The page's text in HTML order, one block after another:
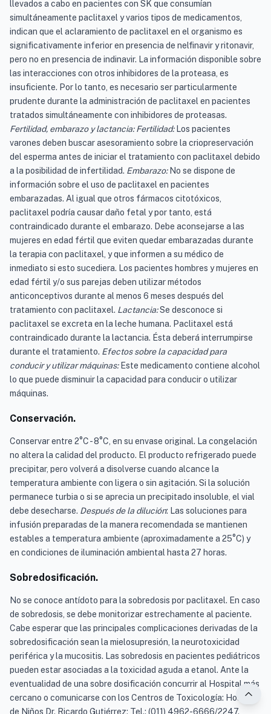
llevados a cabo en pacientes con SK que consumían
simultáneamente paclitaxel y varios tipos de medicamentos,
indican que el aclaramiento de paclitaxel en el organismo es
significativamente inferior en presencia de nelfinavir y ritonavir,
pero no en presencia de indinavir. La información disponible sobre
las interacciones con otros inhibidores de la proteasa, es
insuficiente. Por lo tanto, es necesario ser particularmente
prudente durante la administración de paclitaxel en pacientes
tratados simultáneamente con inhibidores de proteasas.
Fertilidad, embarazo y lactancia: Fertilidad:Los pacientes
varones deben buscar asesoramiento sobre la criopreservación
del esperma antes de iniciar el tratamiento con paclitaxel debido
a la posibilidad de infertilidad. Embarazo:No se dispone de
información sobre el uso de paclitaxel en pacientes
embarazadas. Al igual que otros fármacos citotóxicos,
paclitaxel podría causar daño fetal y por tanto, está
contraindicado durante el embarazo. Debe aconsejarse a las
mujeres en edad fértil que eviten quedar embarazadas durante
la terapia con paclitaxel, y que informen a su médico de
inmediato si esto sucediera. Los pacientes hombres y mujeres en
edad fértil y/o sus parejas deben utilizar métodos
anticonceptivos durante al menos 6 meses después del
tratamiento con paclitaxel. Lactancia:Se desconoce si
paclitaxel se excreta en la leche humana. Paclitaxel está
contraindicado durante la lactancia. Ésta deberá interrumpirse
durante el tratamiento. Efectos sobre la capacidad para
conducir y utilizar máquinas:Este medicamento contiene alcohol
lo que puede disminuir la capacidad para conducir o utilizar
máquinas.
Conservación.
Conservar entre 2°C - 8°C, en su envase original. La congelación
no altera la calidad del producto. El producto refrigerado puede
precipitar, pero volverá a disolverse cuando alcance la
temperatura ambiente con ligera o sin agitación. Si la solución
permanece turbia o si se aprecia un precipitado insoluble, el vial
debe desecharse. Después de la dilución: Las soluciones para
infusión preparadas de la manera recomendada se mantienen
estables a temperatura ambiente (aproximadamente a 25°C) y
en condiciones de iluminación ambiental hasta 27 horas.
Sobredosificación.
No se conoce antídoto para la sobredosis por paclitaxel. En caso
de sobredosis, se debe monitorizar estrechamente al paciente.
Cabe esperar que las principales complicaciones derivadas de la
sobredosificación sean la mielosupresión, la neurotoxicidad
periférica y la mucositis. Las sobredosis en pacientes pediátricos
pueden estar asociadas a la toxicidad aguda a etanol. Ante la
eventualidad de una sobre dosificación concurrir al Hospital más
cercano o comunicarse con los Centros de Toxicología: Hospital
de Niños Dr. Ricardo Gutiérrez: Tel.: (011) 4962-6666/2247.